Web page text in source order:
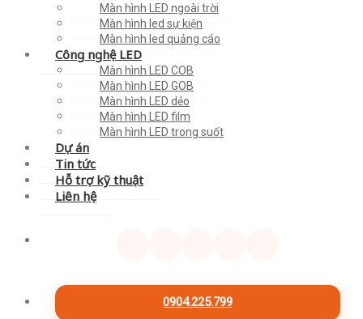
Màn hình LED ngoài trời
Màn hình led sự kiện
Màn hình led quảng cáo
Công nghệ LED
Màn hình LED COB
Màn hình LED GOB
Màn hình LED dẻo
Màn hình LED film
Màn hình LED trong suốt
Dự án
Tin tức
Hỗ trợ kỹ thuật
Liên hệ
0904.225.799